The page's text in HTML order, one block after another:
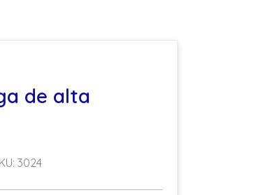
de alta
3024